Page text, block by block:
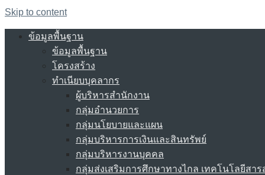
Skip to content
ข้อมูลพื้นฐาน
ข้อมูลพื้นฐาน
โครงสร้าง
ทำเนียบบุคลากร
ผู้บริหารสำนักงาน
กลุ่มอำนวยการ
กลุ่มนโยบายและแผน
กลุ่มบริหารการเงินและสินทรัพย์
กลุ่มบริหารงานบุคคล
กลุ่มส่งเสริมการศึกษาทางไกล เทคโนโลยีสา